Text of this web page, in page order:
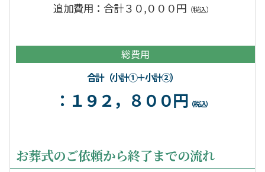
追加費用：合計３０,０００円 （税込）
総費用
合計（小計①＋小計②）
：１９２，８００円 （税込）
お葬式のご依頼から終了までの流れ